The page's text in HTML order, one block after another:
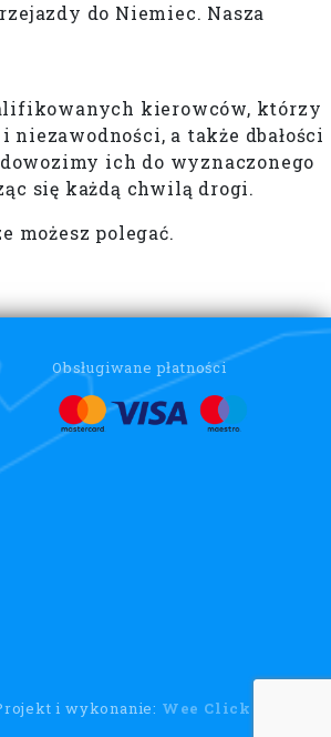
do Niemiec. Nasza
kierowców, którzy
a także dbałości
ich do wyznaczonego
się każdą chwilą drogi.
możesz polegać.
Obsługiwane płatności
i wykonanie: Wee Click